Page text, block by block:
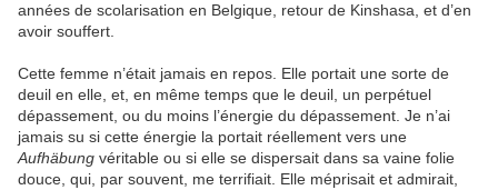
années de scolarisation en Belgique, retour de Kinshasa, et d’en
avoir souffert.
Cette femme n’était jamais en repos. Elle portait une sorte de
deuil en elle, et, en même temps que le deuil, un perpétuel
dépassement, ou du moins l’énergie du dépassement. Je n’ai
jamais su si cette énergie la portait réellement vers une
Aufhäbung véritable ou si elle se dispersait dans sa vaine folie
douce, qui, par souvent, me terrifiait. Elle méprisait et admirait,